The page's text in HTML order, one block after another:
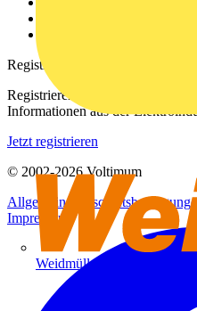
Weidmüller
Registrierung
Registrieren Sie sich kostenlos
Informationen aus der
Jetzt registrieren
© 2002-2026Voltimum
Allgemeine
Impressum